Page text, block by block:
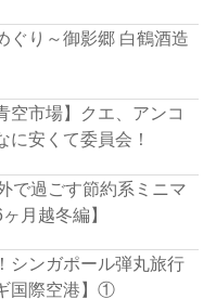
ぐり～御影郷 白鶴酒造
空市場】クエ、アンコ
に安くて委員会！
で過ごす節約系ミニマ
月越冬編】
シンガポール弾丸旅行
国際空港】①